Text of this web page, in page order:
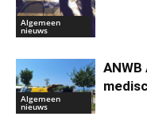
Algemeen
nieuws
Algemeen
nieuws